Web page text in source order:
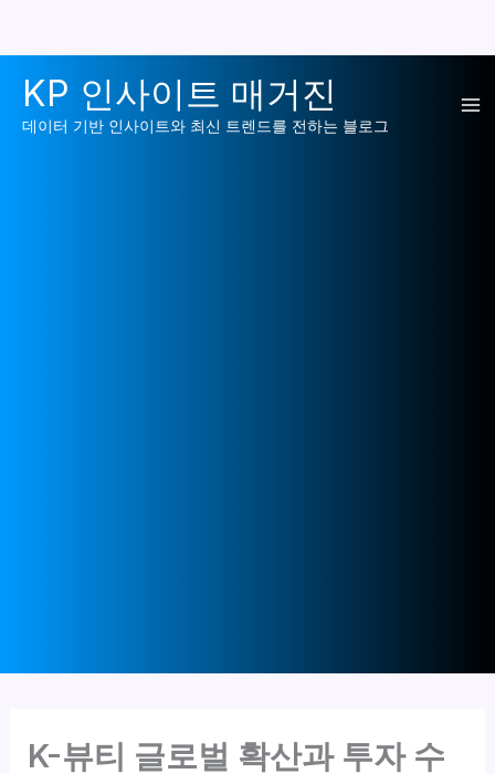
KP 인사이트 매거진
데이터 기반 인사이트와 최신 트렌드를 전하는 블로그
K-뷰티 글로벌 확산과 투자 수